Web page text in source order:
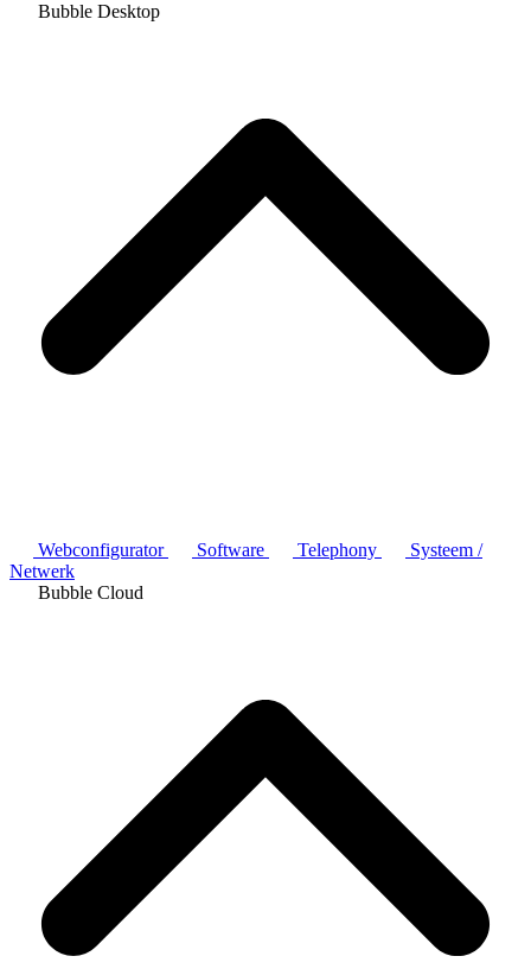
Bubble Desktop
Webconfigurator Software Telephony
Systeem /
Netwerk
Bubble Cloud